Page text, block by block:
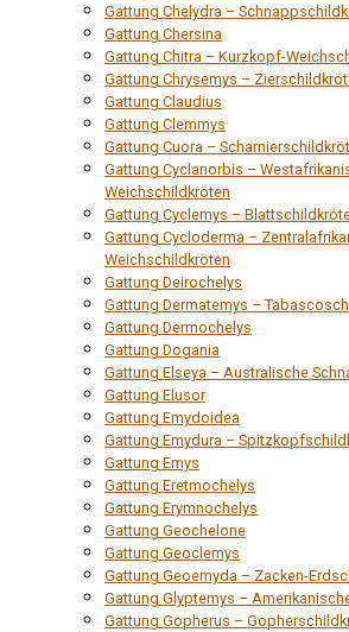
Gattung Chelydra –
Gattung Chersina
Gattung Chitra – Kurzkopf-
Gattung Chrysemys –
Gattung Claudius
Gattung Clemmys
Gattung Cuora –
Gattung Cyclanorbis –
Weichschildkröten
Gattung Cyclemys –
Gattung Cycloderma –
Weichschildkröten
Gattung Deirochelys
Gattung Dermatemys –
Gattung Dermochelys
Gattung Dogania
Gattung Elseya – Australische
Gattung Elusor
Gattung Emydoidea
Gattung Emydura –
Gattung Emys
Gattung Eretmochelys
Gattung Erymnochelys
Gattung Geochelone
Gattung Geoclemys
Gattung Geoemyda – Zacken-
Gattung Glyptemys –
Gattung Gopherus –